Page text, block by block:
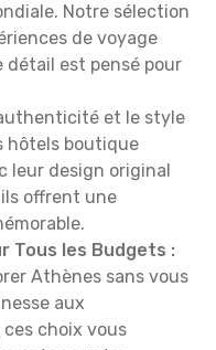
Notre sélection
de voyage
détail est pensé pour
et le style
hôtels boutique
leur design original
offrent une
Tous les Budgets :
Athènes sans vous
aux
choix vous